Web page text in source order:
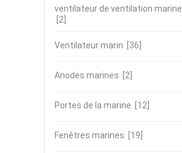
ventilateur de ventilation marine
[2]
Ventilateur marin [36]
Anodes marines [2]
Portes de la marine [12]
Fenêtres marines [19]